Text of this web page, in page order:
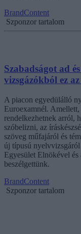
BrandContent
Szponzor tartalom
Szabadságot ad
vizsgázókból ez
A piacon egyedülálló
Euroexamnél.
rendelkezhetnek arról,
szóbelizni, az
szöveg műfajáról és
új típusú
Egyesület Elnökével
beszélgettünk.
BrandContent
Szponzor tartalom